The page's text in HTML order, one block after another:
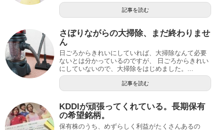
記事を読む
さぼりながらの大掃除、まだ終わりませ
ん
日ごろからきれいにしていれば、大掃除なんて必要
ないとは分かっているのですが、 日ごろからきれい
にしていないので、大掃除をはじめました。...
記事を読む
KDDIが頑張ってくれている。長期保有
の希望銘柄。
保有株のうち、めずらしく利益がたくさんあるの